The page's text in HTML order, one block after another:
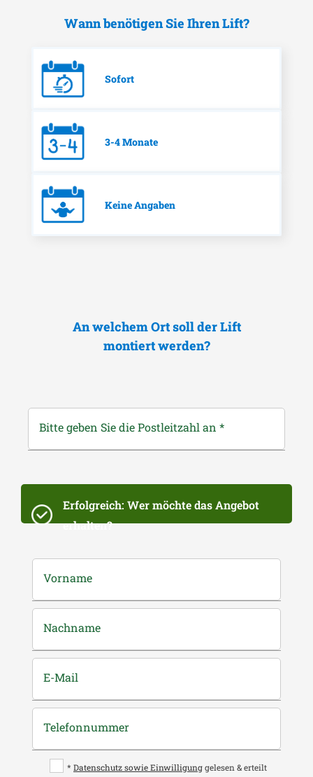
Wann benötigen Sie Ihren Lift?
Sofort
3-4 Monate
Keine Angaben
An welchem Ort soll der Lift
montiert werden?
Bitte geben Sie die Postleitzahl an *
Erfolgreich: Wer möchte das Angebot
erhalten?
Vorname
Nachname
E-Mail
Telefonnummer
* Datenschutz sowie Einwilligung gelesen & erteilt